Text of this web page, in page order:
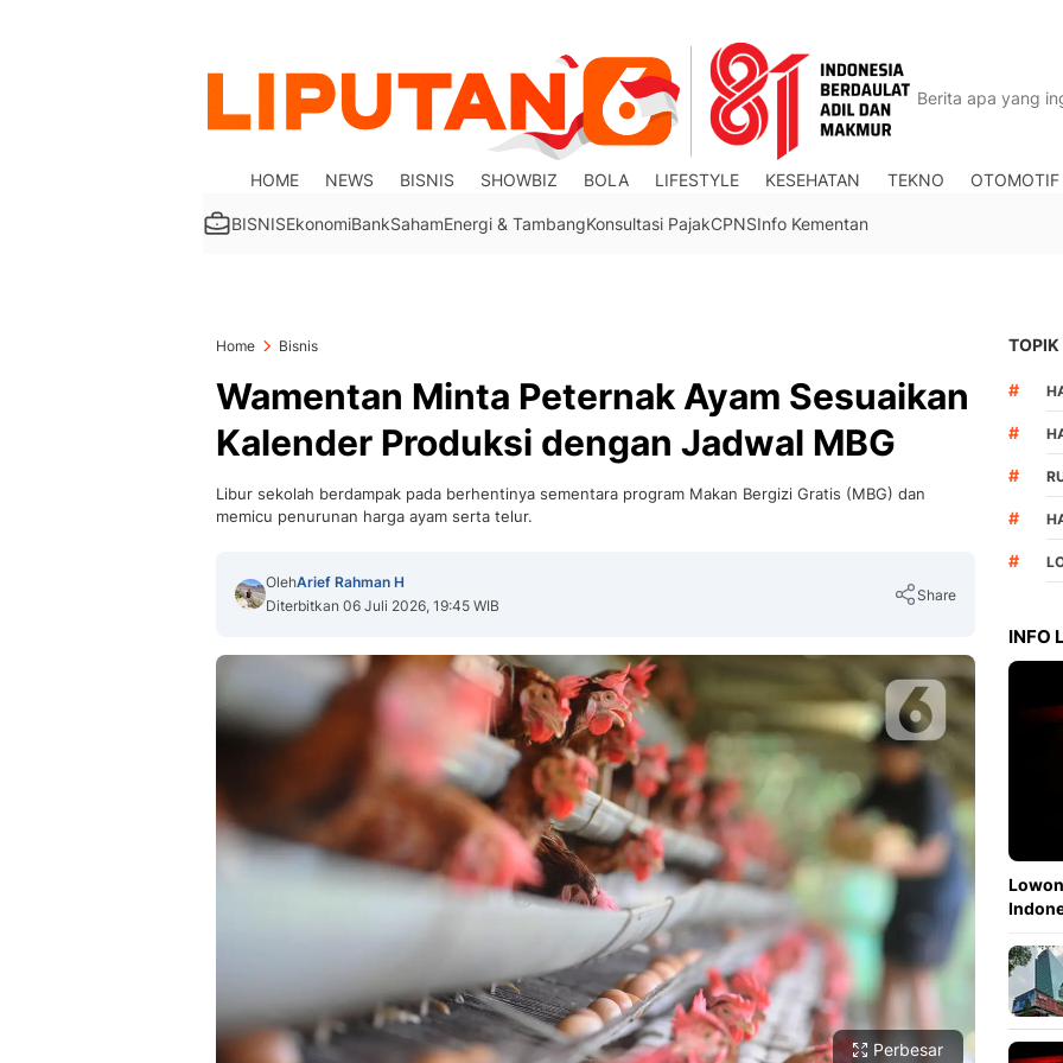
HOME NEWS BISNIS SHOWBIZ BOLA LIFESTYLE KESEHATAN TEKNO OTOMOTIF
BISNISEkonomiBankSahamEnergi & TambangKonsultasi PajakCPNSInfo Kementan
Home Bisnis
Wamentan Minta Peternak Ayam Sesuaikan
Kalender Produksi dengan Jadwal MBG
Libur sekolah berdampak pada berhentinya sementara program Makan Bergizi Gratis (MBG) dan
memicu penurunan harga ayam serta telur.
OlehArief Rahman H
Diterbitkan 06 Juli 2026, 19:45 WIB
Share
Copy Link
Perbesar
TOPIK
#
#
#
#
#
INFO